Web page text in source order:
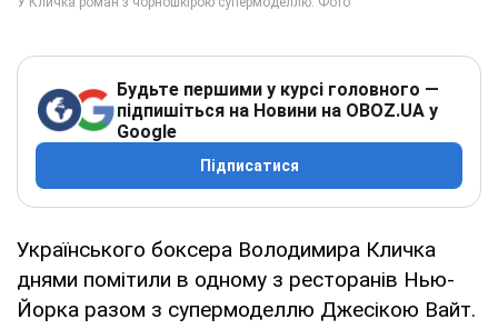
Будьте першими у курсі головного —
підпишіться на Новини на OBOZ.UA у
Google
Підписатися
Українського боксера Володимира Кличка
днями помітили в одному з ресторанів Нью-
Йорка разом з супермоделлю Джесікою Вайт.